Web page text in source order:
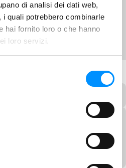
di analisi dei dati web,
quali potrebbero combinarle
hai fornito loro o che hanno
loro servizi.